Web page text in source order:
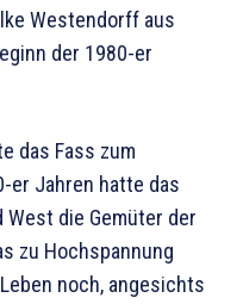
Westendorff aus
der 1980-er
das Fass zum
er Jahren hatte das
die Gemüter der
zu Hochspannung
noch, angesichts